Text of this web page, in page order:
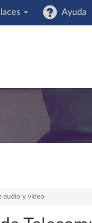
Ayuda
audio y vídeo